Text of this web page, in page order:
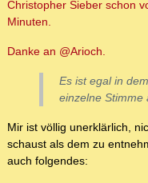
Christopher Sieber schon
Minuten.
Danke an @Arioch.
Es ist egal in
einzelne Stimme
Mir ist völlig unerklärlich,
schaust als dem zu
auch folgendes: